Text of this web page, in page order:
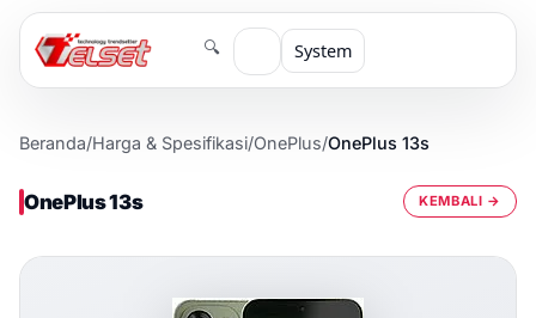
🔍 System
Beranda/Harga & Spesifikasi/OnePlus/OnePlus 13s
OnePlus 13s KEMBALI →